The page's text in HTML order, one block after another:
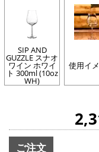
SIP AND
GUZZLE スナオ
ワイン ホワイ
ト 300ml (10oz
WH)
使用イ
ご注文